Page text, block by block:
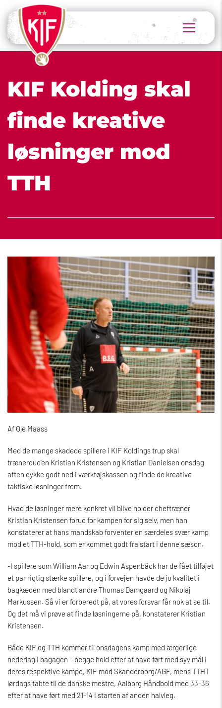
KIF Kolding skal
finde kreative
løsninger mod
TTH
Af Ole Maass
Med de mange skadede spillere i KIF Koldings trup skal
trænerduo'en Kristian Kristensen og Kristian Danielsen onsdag
aften dykke godt ned i værktøjskassen og finde de kreative
taktiske løsninger frem.
Hvad de løsninger mere konkret vil blive holder cheftræner
Kristian Kristensen forud for kampen for sig selv, men han
konstaterer at hans mandskab forventer en særdeles svær kamp
mod et TTH-hold, som er kommet godt fra start i denne sæson.
-I spillere som William Aar og Edwin Aspenbäck har de fået tilføjet
et par rigtig stærke spillere, og i forvejen havde de jo kvalitet i
bagkæden med blandt andre Thomas Damgaard og Nikolaj
Markussen. Så vi er forberedt på, at vores forsvar får nok at se til.
Og det må vi prøve at finde løsningerne på, konstaterer Kristian
Kristensen.
Både KIF og TTH kommer til onsdagens kamp med ærgerlige
nederlag i bagagen – begge hold efter at have ført med syv mål i
deres respektive kampe, KIF mod Skanderborg/AGF, mens TTH i
lørdags tabte til de danske mestre, Aalborg Håndbold med 33-36
efter at have ført med 21-14 i starten af anden halvleg.